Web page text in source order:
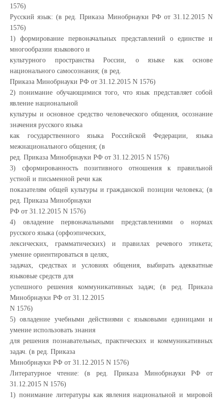
1576)
Русский язык: (в ред. Приказа Минобрнауки РФ от 31.12.2015 N
1576)
1) формирование первоначальных представлений о единстве и
многообразии языкового и
культурного пространства России, о языке как основе
национального самосознания; (в ред.
Приказа Минобрнауки РФ от 31.12.2015 N 1576)
2) понимание обучающимися того, что язык представляет собой
явление национальной
культуры и основное средство человеческого общения, осознание
значения русского языка
как государственного языка Российской Федерации, языка
межнационального общения; (в
ред. Приказа Минобрнауки РФ от 31.12.2015 N 1576)
3) сформированность позитивного отношения к правильной
устной и письменной речи как
показателям общей культуры и гражданской позиции человека; (в
ред. Приказа Минобрнауки
РФ от 31.12.2015 N 1576)
4) овладение первоначальными представлениями о нормах
русского языка (орфоэпических,
лексических, грамматических) и правилах речевого этикета;
умение ориентироваться в целях,
задачах, средствах и условиях общения, выбирать адекватные
языковые средств для
успешного решения коммуникативных задач; (в ред. Приказа
Минобрнауки РФ от 31.12.2015
N 1576)
5) овладение учебными действиями с языковыми единицами и
умение использовать знания
для решения познавательных, практических и коммуникативных
задач. (в ред. Приказа
Минобрнауки РФ от 31.12.2015 N 1576)
Литературное чтение: (в ред. Приказа Минобрнауки РФ от
31.12.2015 N 1576)
1) понимание литературы как явления национальной и мировой